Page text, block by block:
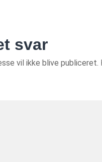
svar
vil ikke blive publiceret.